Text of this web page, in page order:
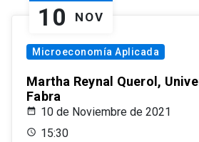
10 NOV
Microeconomía Aplicada
Martha Reynal Querol,
Fabra
10 de Noviembre de 2021
15:30